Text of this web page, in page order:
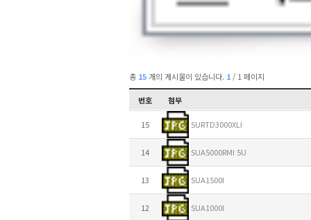
총 15 개의 게시물이 있습니다. 1 / 1 페이지
번호 첨부
15 SURTD3000XLI
14 SUA5000RMI 5U
13 SUA1500I
12 SUA1000I